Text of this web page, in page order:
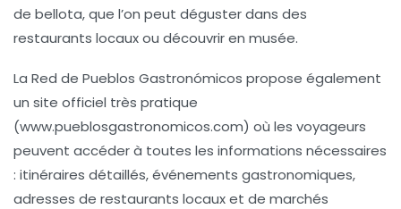
de bellota, que l’on peut déguster dans des
restaurants locaux ou découvrir en musée.
La Red de Pueblos Gastronómicos propose également
un site officiel très pratique
(www.pueblosgastronomicos.com) où les voyageurs
peuvent accéder à toutes les informations nécessaires
: itinéraires détaillés, événements gastronomiques,
adresses de restaurants locaux et de marchés